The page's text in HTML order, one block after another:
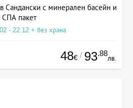
Сандански с минерален басейн и
СПА пакет
- 22.12 + без храна
48€ / 93.88
лв.